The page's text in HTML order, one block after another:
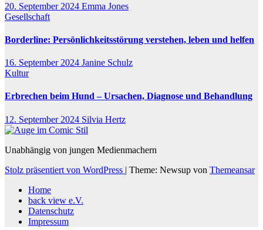
20. September 2024 Emma Jones
Gesellschaft
Borderline: Persönlichkeitsstörung verstehen, leben und helfen
16. September 2024 Janine Schulz
Kultur
Erbrechen beim Hund – Ursachen, Diagnose und Behandlung
12. September 2024 Silvia Hertz
Unabhängig von jungen Medienmachern
Stolz präsentiert von WordPress | Theme: Newsup von Themeansar
Home
back view e.V.
Datenschutz
Impressum